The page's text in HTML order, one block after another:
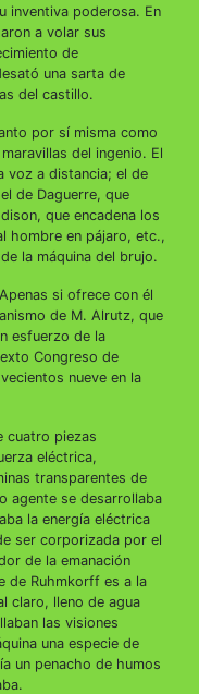
inventiva poderosa. En
a volar sus
de
una sarta de
del castillo.
por sí misma como
del ingenio. El
voz a distancia; el de
de Daguerre, que
que encadena los
hombre en pájaro, etc.,
la máquina del brujo.
si ofrece con él
de M. Alrutz, que
esfuerzo de la
Congreso de
nueve en la
cuatro piezas
eléctrica,
transparentes de
agente se desarrollaba
la energía eléctrica
ser corporizada por el
de la emanación
de Ruhmkorff es a la
claro, lleno de agua
las visiones
una especie de
un penacho de humos